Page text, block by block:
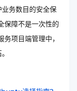
务数目的安全保
保障不是一次性的
项目端管理中，